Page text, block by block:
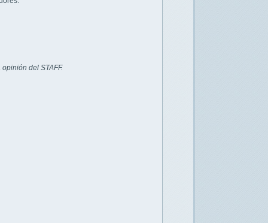
del STAFF.